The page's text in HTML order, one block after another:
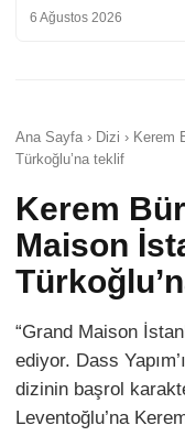
6 Ağustos 2026
Ana Sayfa › Dizi › Kerem
Türkoğlu’na teklif
Kerem
Maison
“Grand Maison
ediyor. Dass
dizinin başrol
Leventoğlu’na